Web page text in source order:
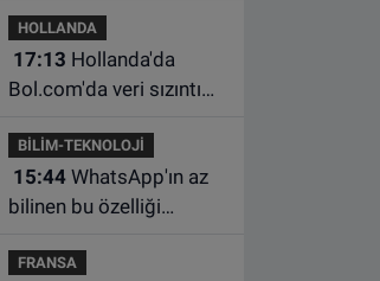
HOLLANDA
17:13
Bol.com'da veri sızıntısı:
geçirilmiş olabilir
BİLİM-TEKNOLOJİ
15:44WhatsApp'ın az
bilinen bu özelliği
hale getiriyor
FRANSA